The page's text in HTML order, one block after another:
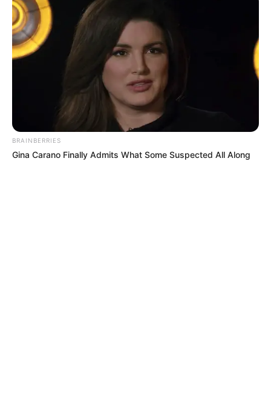
BRAINBERRIES
Gina Carano Finally Admits What Some Suspected All Along